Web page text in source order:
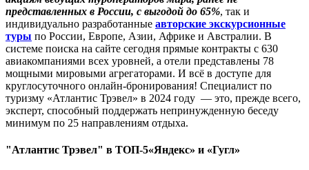
представленных в России, с выгодой до 65%, так и
индивидуально разработанные авторские экскурсионные
туры по России, Европе, Азии, Африке и Австралии. В
системе поиска на сайте сегодня прямые контракты с 630
авиакомпаниями всех уровней, а отели представлены 78
мощными мировыми агрегаторами. И всё в доступе для
круглосуточного онлайн-бронирования! Специалист по
туризму «Атлантис Трэвел» в 2024 году — это, прежде всего,
эксперт, способный поддержать непринужденную беседу
минимум по 25 направлениям отдыха.
"Атлантис Трэвел" в ТОП-5«Яндекс» и «Гугл»